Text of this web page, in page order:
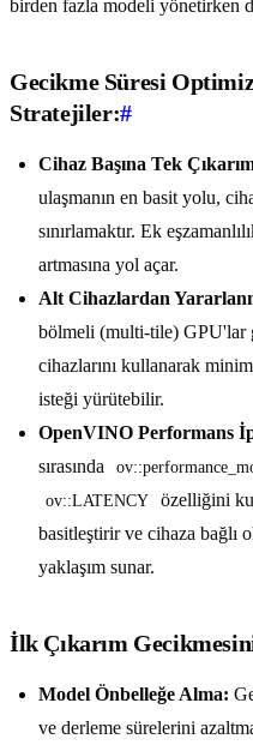
birden fazla modeli yönetirken
Gecikme Süresi
Stratejiler:#
Cihaz Başına Tek
ulaşmanın en basit yolu,
sınırlamaktır. Ek
artmasına yol açar.
Alt Cihazlardan
bölmeli (multi-tile) GPU'lar
cihazlarını kullanarak
isteği yürütebilir.
OpenVINO Performans
sırasında
ov::LATENCY
özelliğini
basitleştirir ve cihaza bağlı
yaklaşım sunar.
İlk Çıkarım
Model Önbelleğe Alma:
ve derleme sürelerini